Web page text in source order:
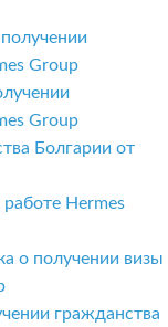
Group
Group
Болгарии от
Hermes
о получении визы
гражданства